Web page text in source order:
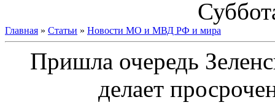
Главная » Статьи » Новости МО и МВД РФ и мира
Пришла очередь
делает